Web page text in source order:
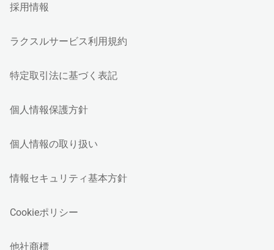
採用情報
ラクスルサービス利用規約
特定取引法に基づく表記
個人情報保護方針
個人情報の取り扱い
情報セキュリティ基本方針
Cookieポリシー
他社商標